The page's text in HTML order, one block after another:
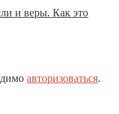
и веры. Как это
авторизоваться.